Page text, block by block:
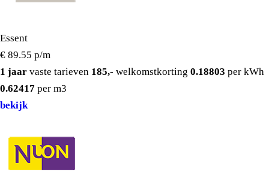
Essent
€ 89.55 p/m
1 jaar vaste tarieven 185,- welkomstkorting 0.18803 per kWh
0.62417 per m3
bekijk